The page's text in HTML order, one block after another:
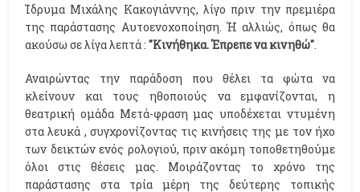
Ίδρυμα Μιχάλης Κακογιάννης, λίγο πριν την πρεμιέρα
της παράστασης Αυτοενοχοποίηση. Ή αλλιώς, όπως θα
ακούσω σε λίγα λεπτά : "Κινήθηκα. Έπρεπε να κινηθώ".
Αναιρώντας την παράδοση που θέλει τα φώτα να
κλείνουν και τους ηθοποιούς να εμφανίζονται, η
θεατρική ομάδα Μετά-φραση μας υποδέχεται ντυμένη
στα λευκά , συγχρονίζοντας τις κινήσεις της με τον ήχο
των δεικτών ενός ρολογιού, πριν ακόμη τοποθετηθούμε
όλοι στις θέσεις μας. Μοιράζοντας το χρόνο της
παράστασης στα τρία μέρη της δεύτερης τοπικής